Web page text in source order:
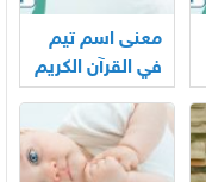
معنى اسم تيم
في القرآن الكريم